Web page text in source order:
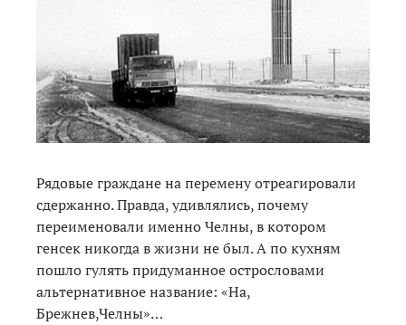
Рядовые граждане на перемену отреагировали
сдержанно. Правда, удивлялись, почему
переименовали именно Челны, в котором
генсек никогда в жизни не был. А по кухням
пошло гулять придуманное острословами
альтернативное название: «На,
Брежнев,Челны»…